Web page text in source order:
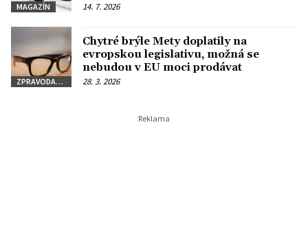
MAGAZÍN 14. 7. 2026
ZPRAVODAJSTVÍ
Chytré brýle Mety doplatily na
evropskou legislativu, možná se
nebudou v EU moci prodávat
28. 3. 2026